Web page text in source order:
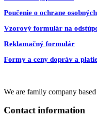
Poučenie o ochrane
Vzorový formulár na
Reklamačný formulár
Formy a ceny dopráv a
We are family company
Contact information